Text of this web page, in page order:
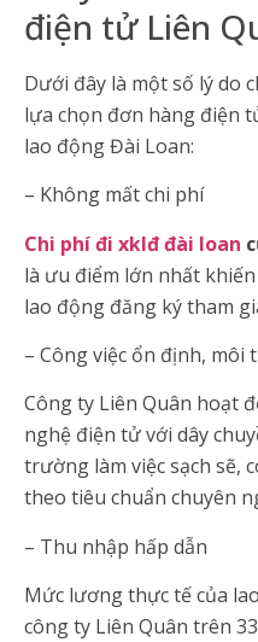
điện tử Liên
Dưới đây là một số lý do
lựa chọn đơn hàng điện
lao động Đài Loan:
– Không mất chi phí
Chi phí đi xklđ đài loan
là ưu điểm lớn nhất
lao động đăng ký tham
– Công việc ổn định, môi
Công ty Liên Quân hoạt
nghệ điện tử với dây
trường làm việc sạch sẽ,
theo tiêu chuẩn chuyên
– Thu nhập hấp dẫn
Mức lương thực tế của
công ty Liên Quân trên